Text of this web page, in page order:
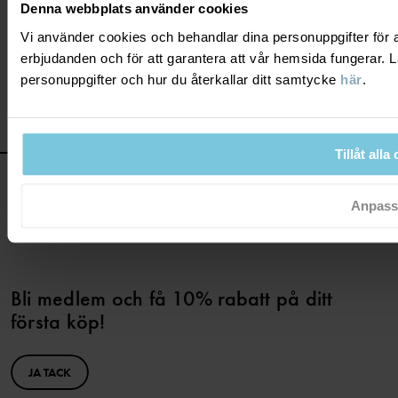
Denna webbplats använder cookies
Vi använder cookies och behandlar dina personuppgifter
erbjudanden och för att garantera att vår hemsida fungerar.
personuppgifter och hur du återkallar ditt samtycke här.
Tillåt alla
Komplettera med våra sköna scarfsochmössor och ditt barn är
redo för många och långa utomhuslekar framöver!
Bli medlem och få 10% rabatt på ditt
första köp!
JA TACK